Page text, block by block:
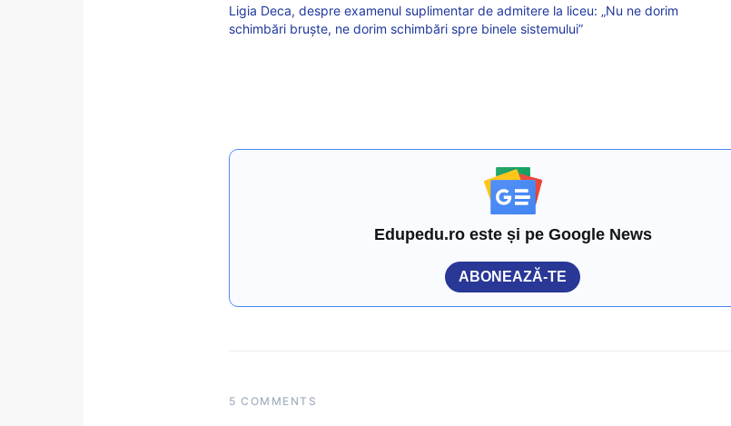
Ligia Deca, despre examenul suplimentar de admitere la liceu: „Nu ne dorim
schimbări bruște, ne dorim schimbări spre binele sistemului”
Edupedu.ro este și pe Google News
ABONEAZĂ-TE
5 COMMENTS